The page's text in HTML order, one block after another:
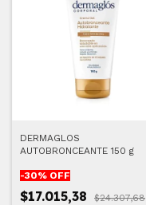
DERMAGLOS
AUTOBRONCEANTE 150 g
-30% OFF
$17.015,38 $24.307,68